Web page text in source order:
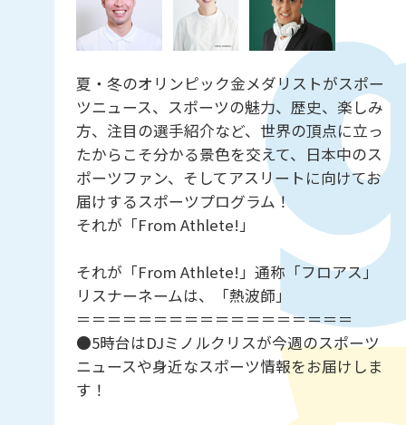
夏・冬のオリンピック金メダリストがスポー
ツニュース、スポーツの魅力、歴史、楽しみ
方、注目の選手紹介など、世界の頂点に立っ
たからこそ分かる景色を交えて、日本中のス
ポーツファン、そしてアスリートに向けてお
届けするスポーツプログラム！
それが「From Athlete!」
それが「From Athlete!」通称「フロアス」
リスナーネームは、「熱波師」
＝＝＝＝＝＝＝＝＝＝＝＝＝＝＝＝＝＝
●5時台はDJミノルクリスが今週のスポーツ
ニュースや身近なスポーツ情報をお届けしま
す！